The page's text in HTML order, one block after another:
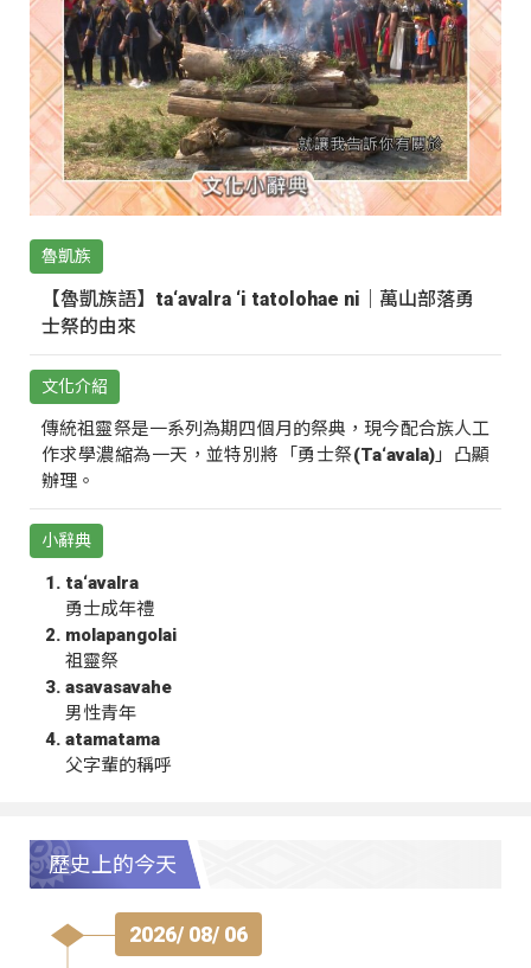
魯凱族
【魯凱族語】ta‘avalra ‘i tatolohae ni｜萬山部落勇
士祭的由來
文化介紹
傳統祖靈祭是一系列為期四個月的祭典，現今配合族人工
作求學濃縮為一天，並特別將「勇士祭(Ta‘avala)」凸顯
辦理。
小辭典
ta‘avalra
勇士成年禮
molapangolai
祖靈祭
asavasavahe
男性青年
atamatama
父字輩的稱呼
歷史上的今天
2026/ 08/ 06